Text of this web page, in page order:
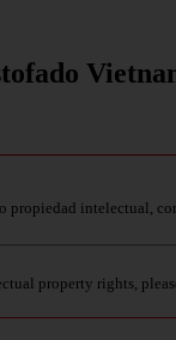
propiedad intelectual,
property rights,